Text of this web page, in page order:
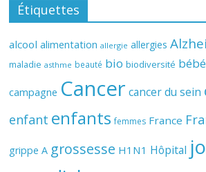
Étiquettes
alcool alimentation allergie allergies
maladie asthme beauté bio biodiversité
campagne Cancer cancer du sein
enfant enfants femmes France
grippe A grossesse H1N1 Hôpital